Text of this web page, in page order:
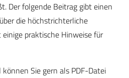
Der folgende Beitrag gibt einen
die höchstrichterliche
praktische Hinweise für
Sie gern als PDF-Datei